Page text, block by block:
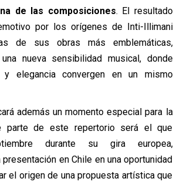
de las composiciones. El resultado
por los orígenes de Inti-Illimani
de sus obras más emblemáticas,
nueva sensibilidad musical, donde
y elegancia convergen en un mismo
además un momento especial para la
parte de este repertorio será el que
durante su gira europea,
en Chile en una oportunidad
el origen de una propuesta artística que